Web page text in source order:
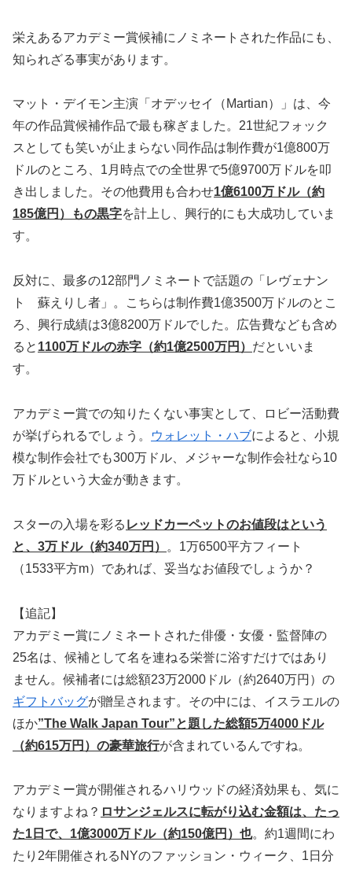
栄えあるアカデミー賞候補にノミネートされた作品にも、
知られざる事実があります。
マット・デイモン主演「オデッセイ（Martian）」は、今
年の作品賞候補作品で最も稼ぎました。21世紀フォック
スとしても笑いが止まらない同作品は制作費が1億800万
ドルのところ、1月時点での全世界で5億9700万ドルを叩
き出しました。その他費用も合わせ1億6100万ドル（約
185億円）もの黒字を計上し、興行的にも大成功していま
す。
反対に、最多の12部門ノミネートで話題の「レヴェナン
ト 蘇えりし者」。こちらは制作費1億3500万ドルのとこ
ろ、興行成績は3億8200万ドルでした。広告費なども含め
ると 1100万ドルの赤字（約1億2500万円） だといいま
す。
アカデミー賞での知りたくない事実として、ロビー活動費
が挙げられるでしょう。
ウォレット・ハブによると、小規
模な制作会社でも300万ドル、メジャーな制作会社なら10
万ドルという大金が動きます。
スターの入場を彩る レッドカーペットのお値段はという
と、3万ドル（約340万円）
。1万6500平方フィート
（1533平方m）であれば、妥当なお値段でしょうか？
【追記】
アカデミー賞にノミネートされた俳優・女優・監督陣の
25名は、候補として名を連ねる栄誉に浴すだけではあり
ません。候補者には総額23万2000ドル（約2640万円）の
ギフトバッグが贈呈されます。その中には、イスラエルの
ほか”The Walk Japan Tour”と題した総額5万4000ドル
（約615万円）の豪華旅行が含まれているんですね。
アカデミー賞が開催されるハリウッドの経済効果も、気に
なりますよね？ ロサンジェルスに転がり込む金額は、たっ
た1日で、1億3000万ドル（約150億円）也。約1週間にわ
たり2年開催されるNYのファッション・ウィーク、1日分